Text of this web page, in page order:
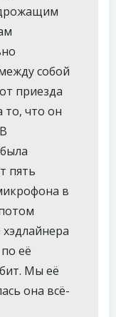
собой
приезда
что он
пять
в
её
Мы её
она всё-